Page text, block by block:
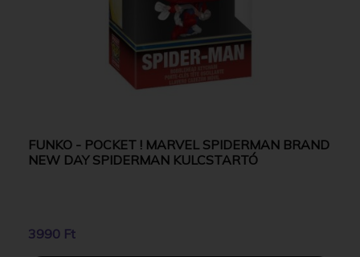
FUNKO - POCKET ! MARVEL SPIDERMAN BRAND
NEW DAY SPIDERMAN KULCSTARTÓ
3990 Ft